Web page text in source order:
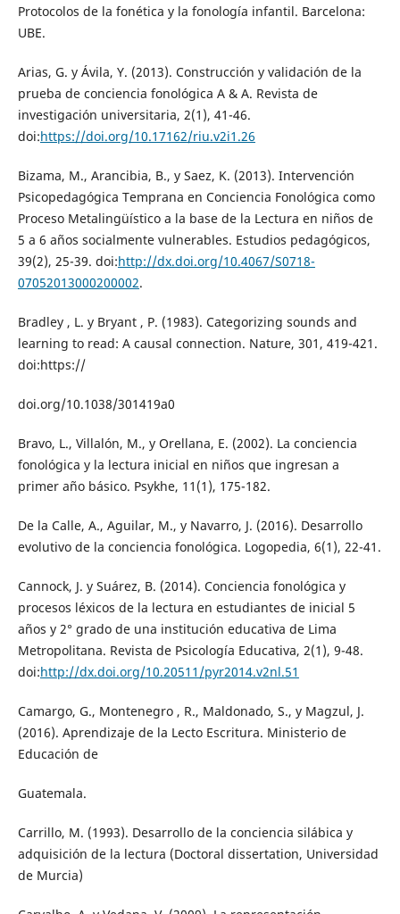
Protocolos de la fonética y la fonología infantil. Barcelona:
UBE.
Arias, G. y Ávila, Y. (2013). Construcción y validación de la
prueba de conciencia fonológica A & A. Revista de
investigación universitaria, 2(1), 41-46.
doi:https://doi.org/10.17162/riu.v2i1.26
Bizama, M., Arancibia, B., y Saez, K. (2013). Intervención
Psicopedagógica Temprana en Conciencia Fonológica como
Proceso Metalingüístico a la base de la Lectura en niños de
5 a 6 años socialmente vulnerables. Estudios pedagógicos,
39(2), 25-39. doi:http://dx.doi.org/10.4067/S0718-
07052013000200002.
Bradley , L. y Bryant , P. (1983). Categorizing sounds and
learning to read: A causal connection. Nature, 301, 419-421.
doi:https://
doi.org/10.1038/301419a0
Bravo, L., Villalón, M., y Orellana, E. (2002). La conciencia
fonológica y la lectura inicial en niños que ingresan a
primer año básico. Psykhe, 11(1), 175-182.
De la Calle, A., Aguilar, M., y Navarro, J. (2016). Desarrollo
evolutivo de la conciencia fonológica. Logopedia, 6(1), 22-41.
Cannock, J. y Suárez, B. (2014). Conciencia fonológica y
procesos léxicos de la lectura en estudiantes de inicial 5
años y 2° grado de una institución educativa de Lima
Metropolitana. Revista de Psicología Educativa, 2(1), 9-48.
doi:http://dx.doi.org/10.20511/pyr2014.v2nl.51
Camargo, G., Montenegro , R., Maldonado, S., y Magzul, J.
(2016). Aprendizaje de la Lecto Escritura. Ministerio de
Educación de
Guatemala.
Carrillo, M. (1993). Desarrollo de la conciencia silábica y
adquisición de la lectura (Doctoral dissertation, Universidad
de Murcia)